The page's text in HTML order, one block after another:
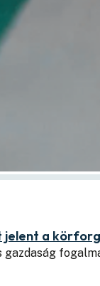
jelent a
gazdaság